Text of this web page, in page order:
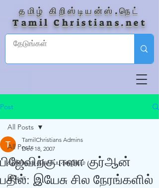
தமிழ் கிறிஸ்டியன்ஸ்.நெட்
Tamil Christians.net
Post
All Posts
கிறிஸ்தவ தற்காப்பு ஊழியம்
இயேசு
All Posts
பிஜேவிற்கு ஈஸா குர்‍ஆன்
பதில்: இயேசு சில நேரங்களில்
TamilChristians Admins
Dec 18, 2007